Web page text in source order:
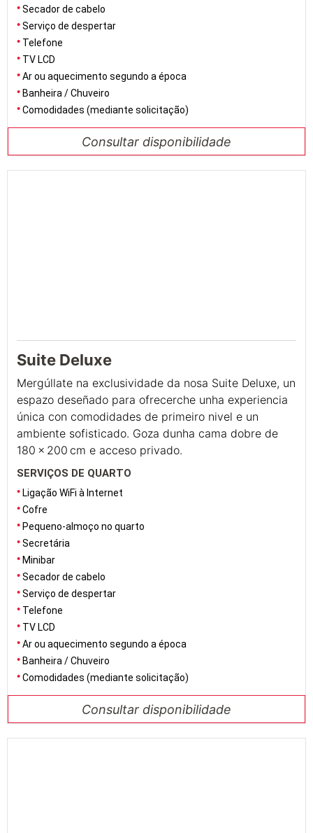
Secador de cabelo
Serviço de despertar
Telefone
TV LCD
Ar ou aquecimento segundo a época
Banheira / Chuveiro
Comodidades (mediante solicitação)
Consultar disponibilidade
Suite Deluxe
Mergúllate na exclusividade da nosa Suite Deluxe, un
espazo deseñado para ofrecerche unha experiencia
única con comodidades de primeiro nivel e un
ambiente sofisticado. Goza dunha cama dobre de
180 × 200 cm e acceso privado.
SERVIÇOS DE QUARTO
Ligação WiFi à Internet
Cofre
Pequeno-almoço no quarto
Secretária
Minibar
Secador de cabelo
Serviço de despertar
Telefone
TV LCD
Ar ou aquecimento segundo a época
Banheira / Chuveiro
Comodidades (mediante solicitação)
Consultar disponibilidade